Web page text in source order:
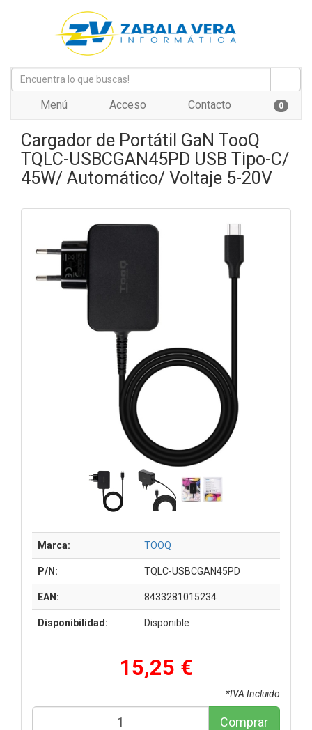
Menú Acceso Contacto 0
Cargador de Portátil GaN TooQ
TQLC-USBCGAN45PD USB Tipo-C/
45W/ Automático/ Voltaje 5-20V
Marca: TOOQ
P/N: TQLC-USBCGAN45PD
EAN: 8433281015234
Disponibilidad: Disponible
15,25 €
*IVA Incluido
Comprar